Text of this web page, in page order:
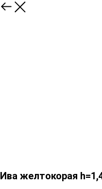
Ива желтокорая